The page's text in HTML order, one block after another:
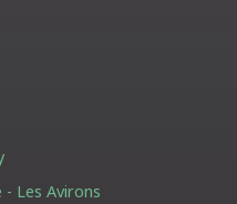
Les Avirons